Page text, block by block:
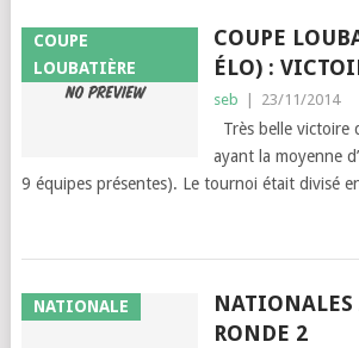
COUPE
LOUBATIÈRE
COUPE
ÉLO) :
seb 23/11/2014
Très belle victoire
ayant la moyenne
9 équipes présentes). Le tournoi était divisé
NATIONALE
NATIONALES
RONDE 2